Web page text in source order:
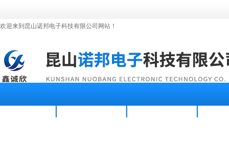
欢迎来到昆山诺邦电子科技有限公司网站！